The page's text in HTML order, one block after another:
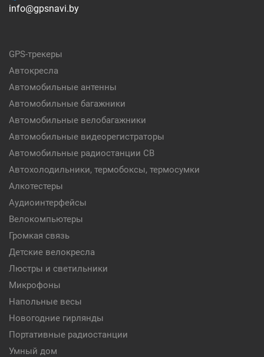
info@gpsnavi.by
GPS-трекеры
Автокресла
Автомобильные антенны
Автомобильные багажники
Автомобильные велобагажники
Автомобильные видеорегистраторы
Автомобильные радиостанции CB
Автохолодильники, термобоксы, термосумки
Алкотестеры
Аудиоинтерфейсы
Велокомпьютеры
Громкая связь
Детские велокресла
Люстры и светильники
Микрофоны
Напольные весы
Новогодние гирлянды
Портативные радиостанции
Умный дом